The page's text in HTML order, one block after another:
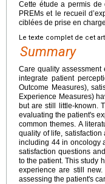
Cette étude a permis de
PREMs et le recueil
ciblées de prise en
Le texte complet de cet
Summary
Care quality
integrate patient
Outcome Measures),
Experience Measures)
but are still little-known.
evaluating the patient's
common themes. A
quality of life,
including 44 in oncology
satisfaction questions
to the patient. This study
experience are still
assessing the patient's